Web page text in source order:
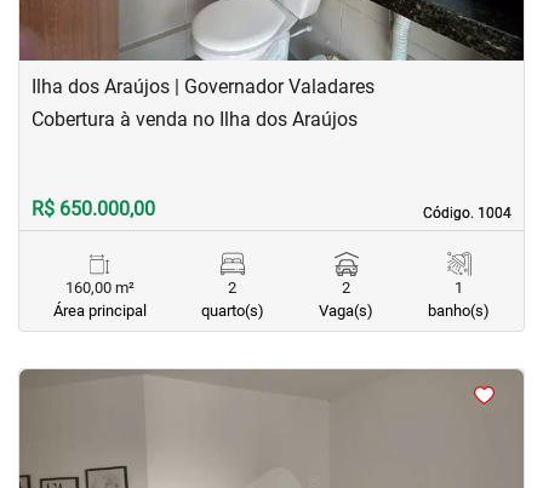
Ilha dos Araújos | Governador Valadares
Código. 1004
Código. 1004
Cobertura à venda no Ilha dos Araújos
R$ 650.000,00
160,00 m²
Área principal
2
quarto(s)
2
Vaga(s)
1
banho(s)
<